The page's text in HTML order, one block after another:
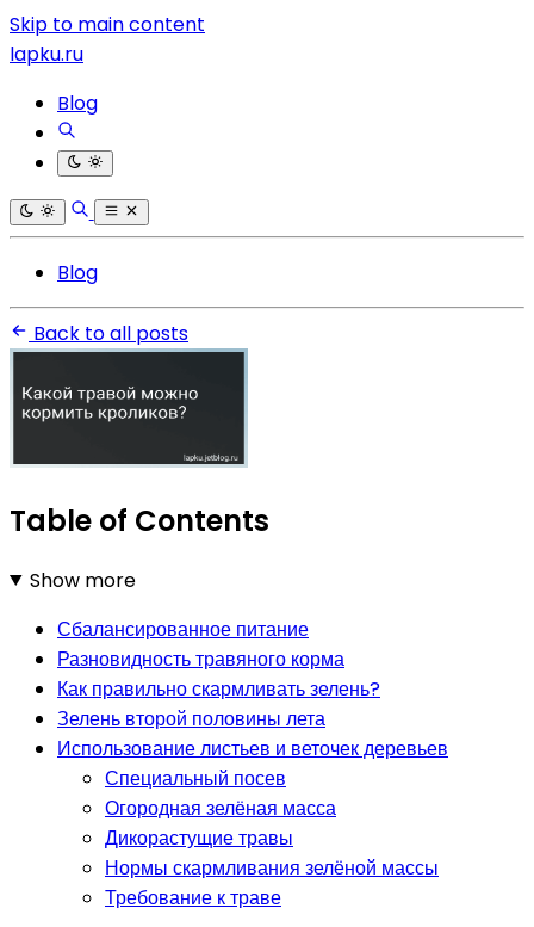
Skip to main content
lapku.ru
Blog
Blog
Back to all posts
Table of Contents
Show more
Сбалансированное питание
Разновидность травяного корма
Как правильно скармливать зелень?
Зелень второй половины лета
Использование листьев и веточек деревьев
Специальный посев
Огородная зелёная масса
Дикорастущие травы
Нормы скармливания зелёной массы
Требование к траве